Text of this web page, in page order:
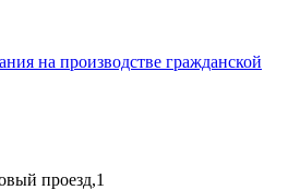
на производстве гражданской
проезд,1